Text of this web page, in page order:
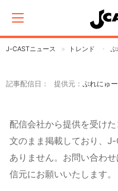
J-CASTニュース トレンド ぷ
記事配信日： 提供元： ぷれにゅー
配信会社から提供を受け
文のまま掲載しており、
ありません。お問い合わ
信元にお願いいたします。